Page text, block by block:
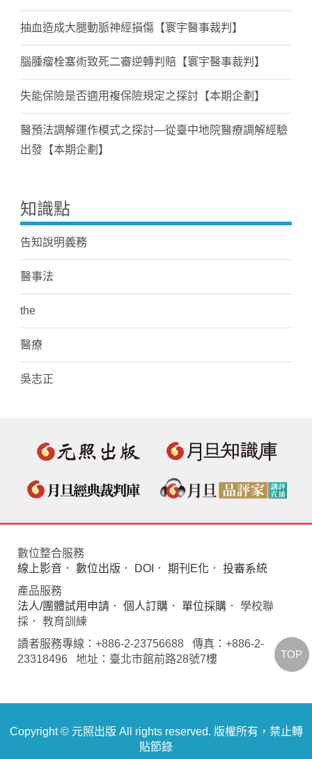
抽血造成大腿動脈神經損傷【寰宇醫事裁判】
腦腫瘤栓塞術致死二審逆轉判賠【寰宇醫事裁判】
失能保險是否適用複保險規定之探討【本期企劃】
醫預法調解運作模式之探討—從臺中地院醫療調解經驗
出發【本期企劃】
知識點
告知說明義務
醫事法
the
醫療
吳志正
數位整合服務
線上影音 ． 數位出版 ． DOI ． 期刊E化 ． 投審系統
產品服務
法人/團體試用申請 ． 個人訂購 ． 單位採購 ． 學校聯
採． 教育訓練
讀者服務專線：+886-2-23756688 傳真：+886-2-
23318496 地址：臺北市館前路28號7樓
Copyright © 元照出版 All rights reserved. 版權所有，禁止轉
貼節錄
TOP